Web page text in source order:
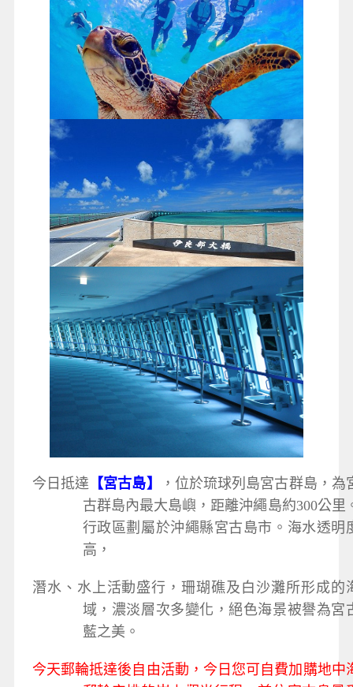
今日抵達 【宮古島】
，位於琉球列島宮古群島，為
古群島內最大島嶼，距離沖繩島約300公里
行政區劃屬於沖繩縣宮古島市。海水透明
高，
潛水、水上活動盛行，珊瑚礁及白沙灘所形成的
域，濃淡層次多變化，絕色海景被譽為宮
藍之美。
今天郵輪抵達後自由活動，今日您可自費加購地中